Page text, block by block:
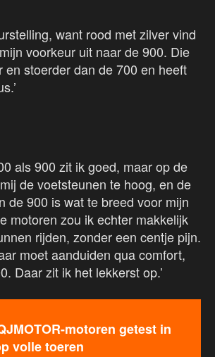
want rood met zilver vind
voorkeur uit naar de 900. Die
en stoerder dan de 700 en heeft
als 900 zit ik goed, maar op de
de voetsteunen te hoog, en de
de 900 is wat te breed voor mijn
motoren zou ik echter makkelijk
rijden, zonder een centje pijn.
moet aanduiden qua comfort,
Daar zit ik het lekkerst op.’
motoren getest in
volle toeren